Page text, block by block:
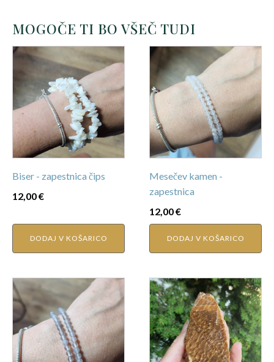
MOGOČE TI BO VŠEČ TUDI
Biser - zapestnica čips
12,00€
DODAJ V KOŠARICO
Mesečev kamen -
zapestnica
12,00€
DODAJ V KOŠARICO